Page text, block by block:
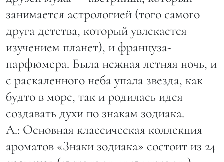
занимается астрологией (того самого
друга детства, который увлекается
изучением планет), и француза-
парфюмера. Была нежная летняя ночь, и
с раскаленного неба упала звезда, как
будто в море, так и родилась идея
создавать духи по знакам зодиака.
А.: Основная классическая коллекция
ароматов «Знаки зодиака» состоит из 24